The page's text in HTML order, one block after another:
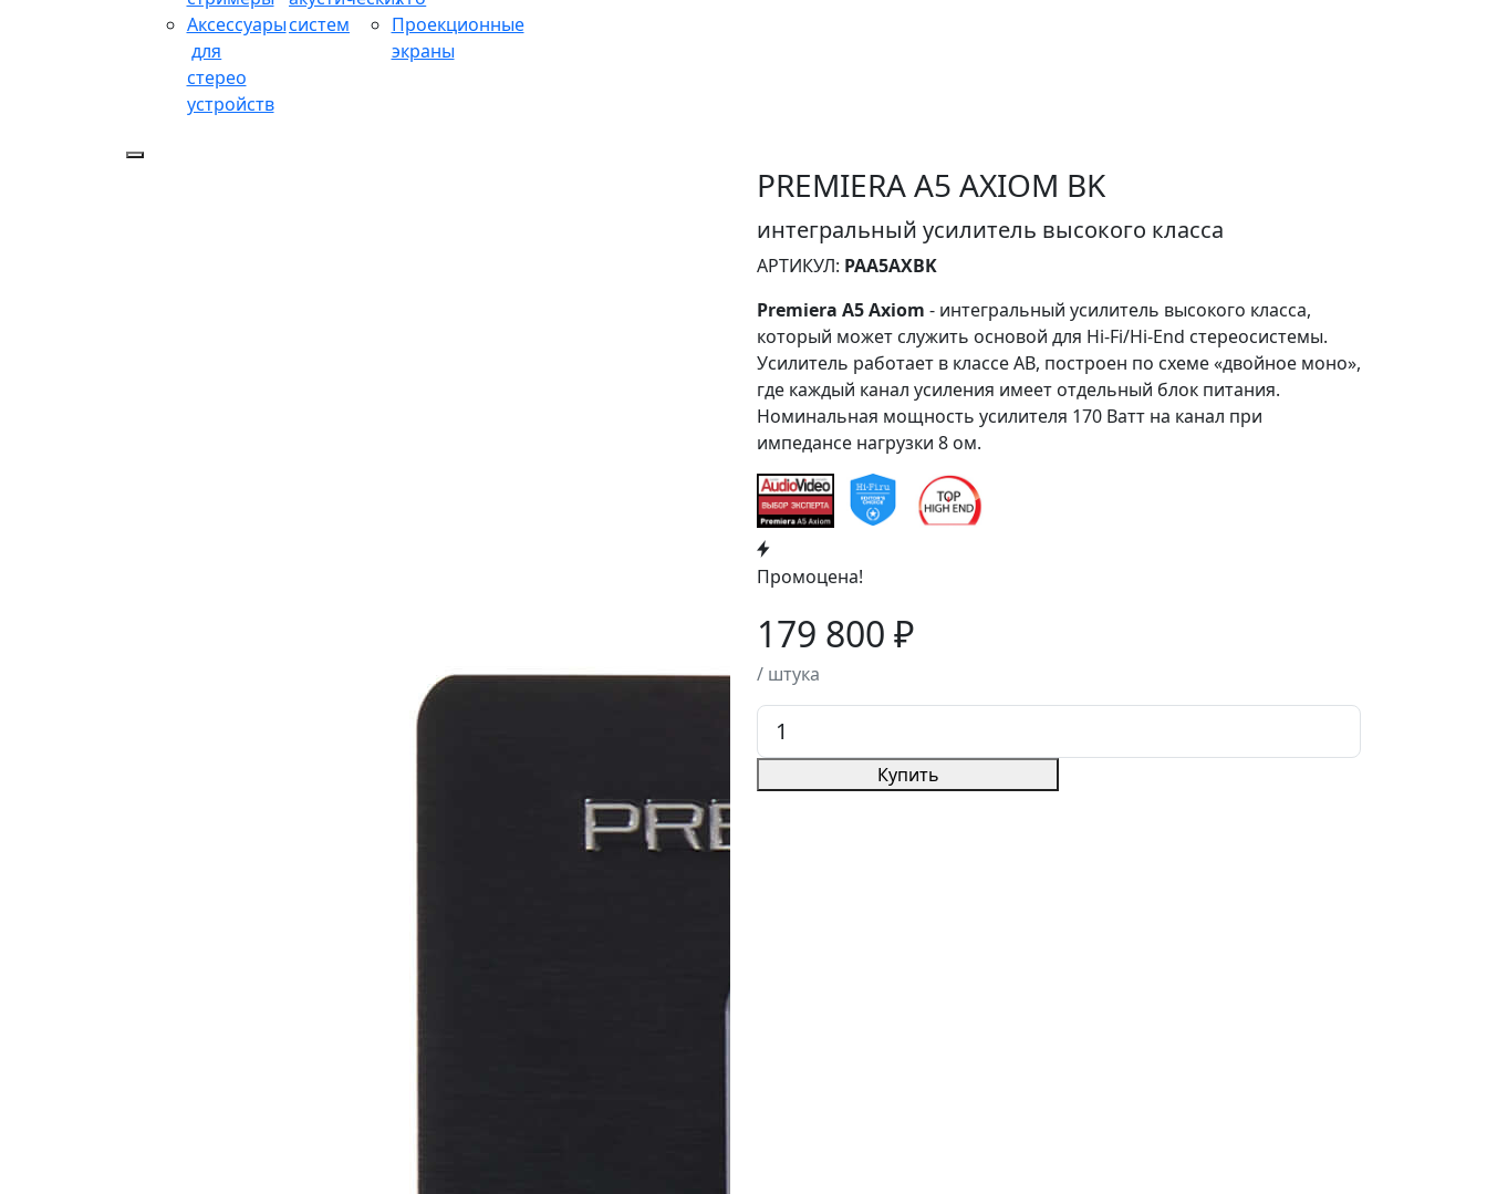
Аксессуары
для
стерео
устройств
систем
Проекционные
экраны
PREMIERA A5 AXIOM BK
интегральный усилитель высокого класса
АРТИКУЛ: PAA5AXBK
Premiera A5 Axiom - интегральный усилитель высокого класса,
который может служить основой для Hi-Fi/Hi-End стереосистемы.
Усилитель работает в классе AB, построен по схеме «двойное моно»,
где каждый канал усиления имеет отдельный блок питания.
Номинальная мощность усилителя 170 Ватт на канал при
импедансе нагрузки 8 ом.
Промоцена!
179 800 ₽
/ штука
Купить